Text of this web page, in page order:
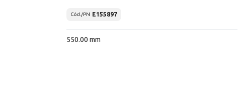
Cód./PN E155897
550.00 mm